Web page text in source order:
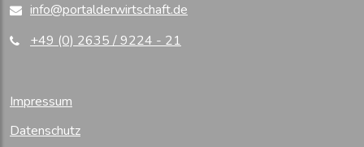
info@portalderwirtschaft.de
+49 (0) 2635 / 9224 - 21
Impressum
Datenschutz